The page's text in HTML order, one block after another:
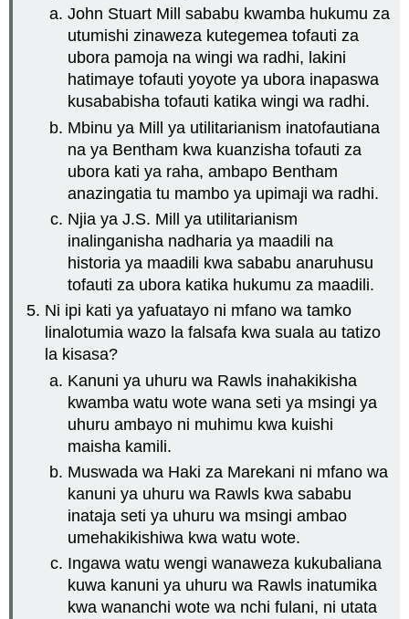
John Stuart Mill sababu kwamba hukumu za
utumishi zinaweza kutegemea tofauti za
ubora pamoja na wingi wa radhi, lakini
hatimaye tofauti yoyote ya ubora inapaswa
kusababisha tofauti katika wingi wa radhi.
Mbinu ya Mill ya utilitarianism inatofautiana
na ya Bentham kwa kuanzisha tofauti za
ubora kati ya raha, ambapo Bentham
anazingatia tu mambo ya upimaji wa radhi.
Njia ya J.S. Mill ya utilitarianism
inalinganisha nadharia ya maadili na
historia ya maadili kwa sababu anaruhusu
tofauti za ubora katika hukumu za maadili.
Ni ipi kati ya yafuatayo ni mfano wa tamko
linalotumia wazo la falsafa kwa suala au tatizo
la kisasa?
Kanuni ya uhuru wa Rawls inahakikisha
kwamba watu wote wana seti ya msingi ya
uhuru ambayo ni muhimu kwa kuishi
maisha kamili.
Muswada wa Haki za Marekani ni mfano wa
kanuni ya uhuru wa Rawls kwa sababu
inataja seti ya uhuru wa msingi ambao
umehakikishiwa kwa watu wote.
Ingawa watu wengi wanaweza kukubaliana
kuwa kanuni ya uhuru wa Rawls inatumika
kwa wananchi wote wa nchi fulani, ni utata